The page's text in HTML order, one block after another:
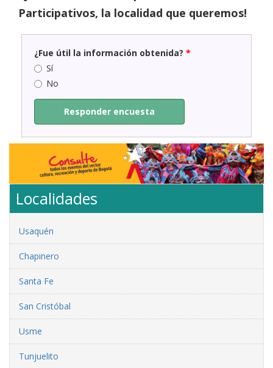
Participativos, la localidad que queremos!
¿Fue útil la información obtenida? *
Sí
No
Responder encuesta
Localidades
Usaquén
Chapinero
Santa Fe
San Cristóbal
Usme
Tunjuelito